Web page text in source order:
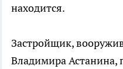
находится.
Застройщик,
Владимира Астанина,